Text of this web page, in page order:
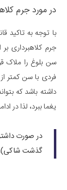
در مورد جرم
با توجه به تاکید
جرم کلاهبرداری
سن بلوغ را ملاک
داشته باشد که
یغما ببرد، لذا در
در صورت
گذشت شاکی)، جرم فرد